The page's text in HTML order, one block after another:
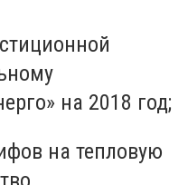
на 2018 год;
на тепловую